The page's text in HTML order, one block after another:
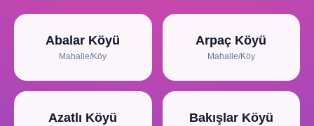
Abalar Köyü
Mahalle/Köy
Arpaç Köyü
Mahalle/Köy
Azatlı Köyü Bakışlar Köyü